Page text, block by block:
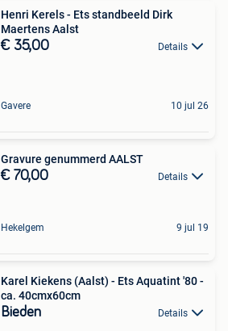
Henri Kerels - Ets standbeeld Dirk
Maertens Aalst
€ 35,00 Details
Gavere 10 jul 26
Gravure genummerd AALST
€ 70,00 Details
Hekelgem 9 jul 19
Karel Kiekens (Aalst) - Ets Aquatint '80 -
ca. 40cmx60cm
Bieden Details